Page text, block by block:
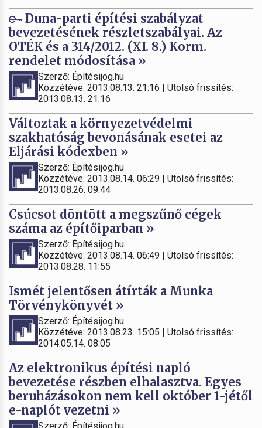
Duna-parti építési szabályzat
bevezetésének részletszabályai. Az
OTÉK és a 314/2012. (XI. 8.) Korm.
rendelet módosítása »
Szerző: Építésijog.hu
Közzétéve: 2013.08.13. 21:16 | Utolsó frissítés:
2013.08.13. 21:16
Változtak a környezetvédelmi
szakhatóság bevonásának esetei az
Eljárási kódexben »
Szerző: Építésijog.hu
Közzétéve: 2013.08.14. 06:29 | Utolsó frissítés:
2013.08.26. 09:44
Csúcsot döntött a megszűnő cégek
száma az építőiparban »
Szerző: Építésijog.hu
Közzétéve: 2013.08.14. 06:49 | Utolsó frissítés:
2013.08.28. 11:55
Ismét jelentősen átírták a Munka
Törvénykönyvét »
Szerző: Építésijog.hu
Közzétéve: 2013.08.23. 15:05 | Utolsó frissítés:
2014.05.14. 08:05
Az elektronikus építési napló
bevezetése részben elhalasztva. Egyes
beruházásokon nem kell október 1-jétől
e-naplót vezetni »
Szerző: Építésijog.hu